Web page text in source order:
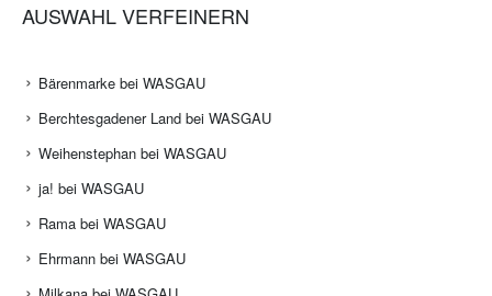
AUSWAHL VERFEINERN
Bärenmarke bei WASGAU
Berchtesgadener Land bei WASGAU
Weihenstephan bei WASGAU
ja! bei WASGAU
Rama bei WASGAU
Ehrmann bei WASGAU